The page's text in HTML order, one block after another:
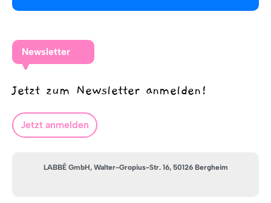
Newsletter
Jetzt zum Newsletter anmelden!
Jetzt anmelden
LABBÉ GmbH, Walter-Gropius-Str. 16, 50126 Bergheim